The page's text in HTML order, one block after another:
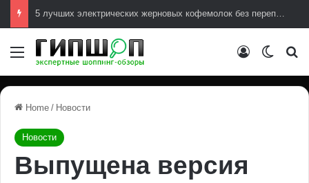
5 лучших электрических жерновых кофемолок без переплат
Меню
Home / Новости
Новости
Выпущена версия